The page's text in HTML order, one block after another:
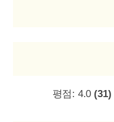
평점: 4.0 (31)